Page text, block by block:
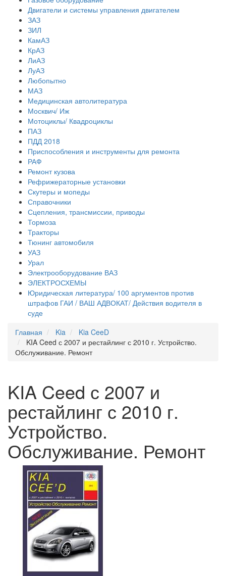
Двигатели и системы управления двигателем
ЗАЗ
ЗИЛ
КамАЗ
КрАЗ
ЛиАЗ
ЛуАЗ
Любопытно
МАЗ
Медицинская автолитература
Москвич/ Иж
Мотоциклы/ Квадроциклы
ПАЗ
ПДД 2018
Приспособления и инструменты для ремонта
РАФ
Ремонт кузова
Рефрижераторные установки
Скутеры и мопеды
Справочники
Сцепления, трансмиссии, приводы
Тормоза
Тракторы
Тюнинг автомобиля
УАЗ
Урал
Электрооборудование ВАЗ
ЭЛЕКТРОСХЕМЫ
Юридическая литература/ 100 аргументов против
штрафов ГАИ / ВАШ АДВОКАТ/ Действия водителя в
суде
Главная
Kia
Kia CeeD
KIA Ceed с 2007 и рестайлинг с 2010 г. Устройство.
Обслуживание. Ремонт
KIA Ceed с 2007 и
рестайлинг с 2010 г.
Устройство.
Обслуживание. Ремонт